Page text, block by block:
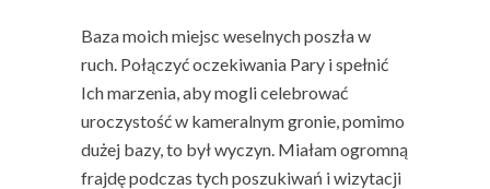
Baza moich miejsc weselnych poszła w
ruch. Połączyć oczekiwania Pary i spełnić
Ich marzenia, aby mogli celebrować
uroczystość w kameralnym gronie, pomimo
dużej bazy, to był wyczyn. Miałam ogromną
frajdę podczas tych poszukiwań i wizytacji